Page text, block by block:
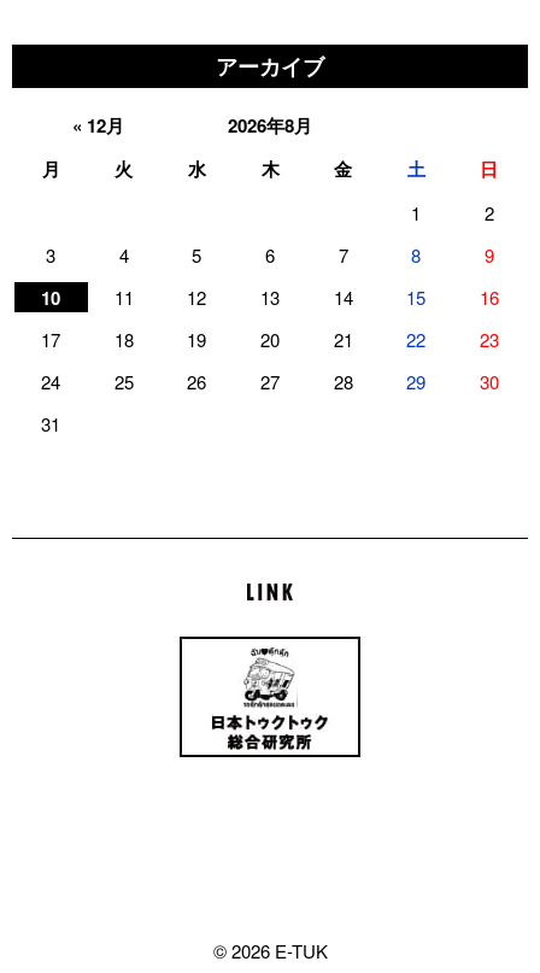
アーカイブ
2026年8月
月
火 水 木 金 土 日
1
2
3
4 5 6 7 8 9
10 11 12 13 14 15
16
17
18 19 20 21 22
23
24
25 26 27 28 29
30
31
« 12月
© 2026 E-TUK